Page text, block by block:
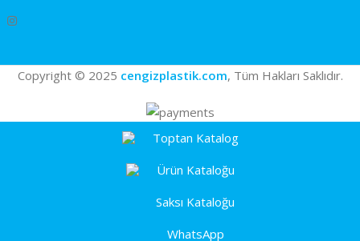
Copyright © 2025 cengizplastik.com, Tüm Hakları Saklıdır.
Toptan Katalog
Ürün Kataloğu
Saksı Kataloğu
WhatsApp